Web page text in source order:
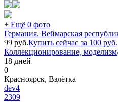
+ Ещё 0 фото
Германия. Веймарская
99 руб.Купить сейчас за 100 руб.
Коллекционирование, моделизм
18 дней
0
Красноярск, Взлётка
dev4
2309